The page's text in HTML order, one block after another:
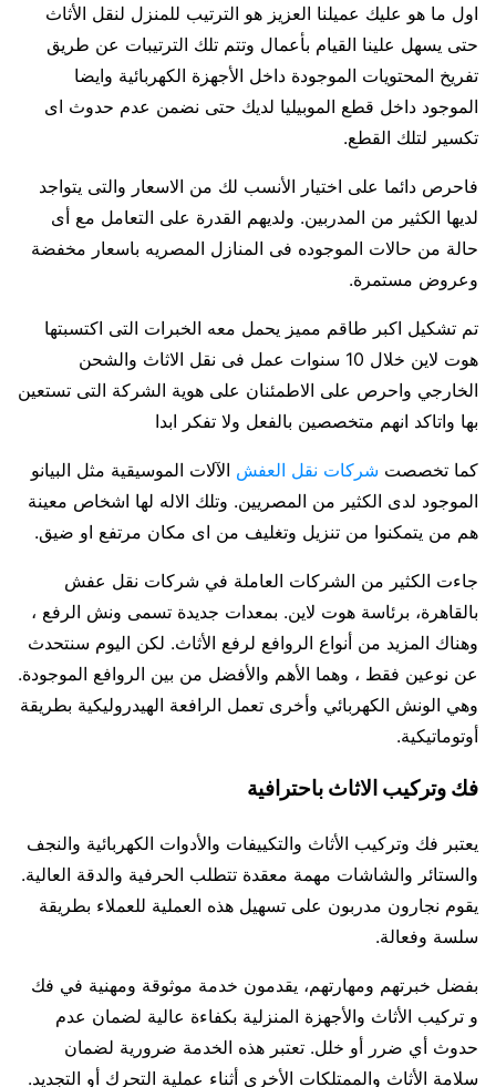
اول ما هو عليك عميلنا العزيز هو الترتيب للمنزل لنقل الأثاث
حتى يسهل علينا القيام بأعمال وتتم تلك الترتيبات عن طريق
تفريخ المحتويات الموجودة داخل الأجهزة الكهربائية وايضا
الموجود داخل قطع الموبيليا لديك حتى نضمن عدم حدوث اى
تكسير لتلك القطع.
فاحرص دائما على اختيار الأنسب لك من الاسعار والتى يتواجد
لديها الكثير من المدربين. ولديهم القدرة على التعامل مع أى
حالة من حالات الموجوده فى المنازل المصريه باسعار مخفضة
وعروض مستمرة.
تم تشكيل اكبر طاقم مميز يحمل معه الخبرات التى اكتسبتها
هوت لاين خلال 10 سنوات عمل فى نقل الاثاث والشحن
الخارجي واحرص على الاطمئنان على هوية الشركة التى تستعين
بها واتاكد انهم متخصصين بالفعل ولا تفكر ابدا
كما تخصصت شركات نقل العفش الآلات الموسيقية مثل البيانو
الموجود لدى الكثير من المصريين. وتلك الاله لها اشخاص معينة
هم من يتمكنوا من تنزيل وتغليف من اى مكان مرتفع او ضيق.
جاءت الكثير من الشركات العاملة في شركات نقل عفش
بالقاهرة، برئاسة هوت لاين. بمعدات جديدة تسمى ونش الرفع ،
وهناك المزيد من أنواع الروافع لرفع الأثاث. لكن اليوم سنتحدث
عن نوعين فقط ، وهما الأهم والأفضل من بين الروافع الموجودة.
وهي الونش الكهربائي وأخرى تعمل الرافعة الهيدروليكية بطريقة
أوتوماتيكية.
فك وتركيب الاثاث باحترافية
يعتبر فك وتركيب الأثاث والتكييفات والأدوات الكهربائية والنجف
والستائر والشاشات مهمة معقدة تتطلب الحرفية والدقة العالية.
يقوم نجارون مدربون على تسهيل هذه العملية للعملاء بطريقة
سلسة وفعالة.
بفضل خبرتهم ومهارتهم، يقدمون خدمة موثوقة ومهنية في فك
و تركيب الأثاث والأجهزة المنزلية بكفاءة عالية لضمان عدم
حدوث أي ضرر أو خلل. تعتبر هذه الخدمة ضرورية لضمان
سلامة الأثاث والممتلكات الأخرى أثناء عملية التحرك أو التجديد.